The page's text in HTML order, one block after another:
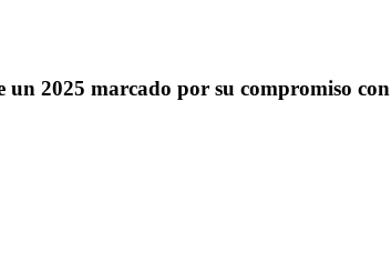
un 2025 marcado por su compromiso